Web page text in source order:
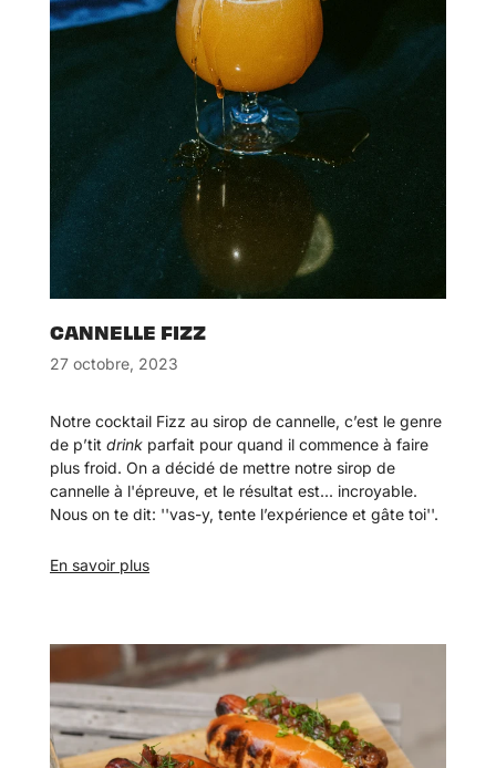
CANNELLE FIZZ
27 octobre, 2023
Notre cocktail Fizz au sirop de cannelle, c’est le genre
de p’tit drink parfait pour quand il commence à faire
plus froid. On a décidé de mettre notre sirop de
cannelle à l'épreuve, et le résultat est... incroyable.
Nous on te dit: ''vas-y, tente l’expérience et gâte toi''.
En savoir plus